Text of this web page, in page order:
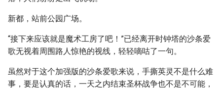
新都，站前公园广场。
“接下来应该就是魔术工房了吧！”已经离开时钟塔的沙条爱
歌无视着周围路人惊艳的视线，轻轻嘀咕了一句。
虽然对于这个加强版的沙条爱歌来说，手撕英灵不是什么难
事，要是认真的话，一天之内结束圣杯战争也不是不可能，